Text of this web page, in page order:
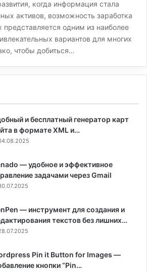
когда информация стала
активов, возможность заработка
представляется одним из наиболее
вариантов для многих
чтобы добиться…
и бесплатный генератор карт
в формате XML и…
— удобное и эффективное
задачами через Gmail
— инструмент для создания и
текстов без лишних…
Pin it Button for Images —
кнопки “Pin…